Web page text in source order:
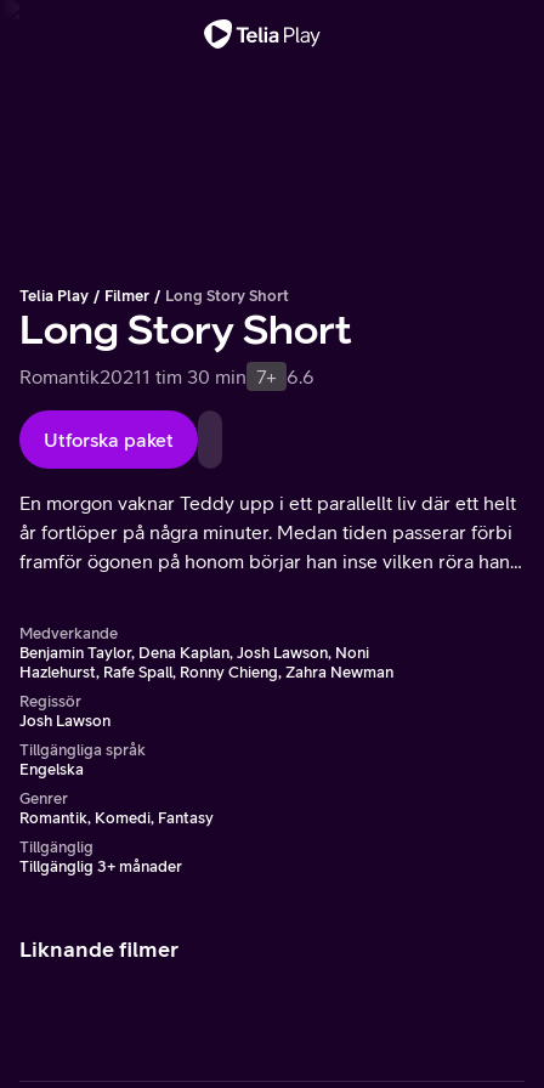
Telia Play Filmer Long Story Short
Long Story Short
Romantik20211 tim 30 min 7+ 6.6
Utforska paket
En morgon vaknar Teddy upp i ett parallellt liv där ett helt
år fortlöper på några minuter. Medan tiden passerar förbi
framför ögonen på honom börjar han inse vilken röra han
Medverkande
Benjamin Taylor, Dena Kaplan, Josh Lawson, Noni
Hazlehurst, Rafe Spall, Ronny Chieng, Zahra Newman
Regissör
Josh Lawson
Tillgängliga språk
Engelska
Genrer
Romantik, Komedi, Fantasy
Tillgänglig
Tillgänglig 3+ månader
Liknande filmer